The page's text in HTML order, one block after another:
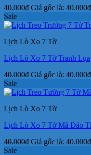
40.000₫ Giá gốc là:
Sale
Lịch Lò Xo 7 Tờ
Lịch Lò Xo 7 Tờ Tranh Lụa
40.000₫ Giá gốc là:
Sale
Lịch Lò Xo 7 Tờ
Lịch Lò Xo 7 Tờ Mã Đáo
40.000₫ Giá gốc là:
Sale